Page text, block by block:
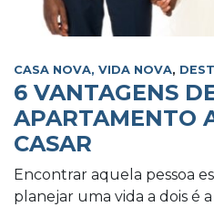
CASA NOVA, VIDA NOVA,
6 VANTAGENS
APARTAMENTO
CASAR
Encontrar aquela pessoa
planejar uma vida a dois é